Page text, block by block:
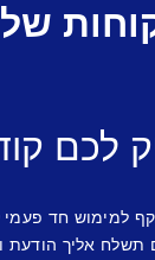
לכם
למימוש חד
אליך הודעת